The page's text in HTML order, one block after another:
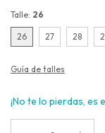
Talle: 26
26 27 28
Guía de talles
¡No te lo pierdas, es